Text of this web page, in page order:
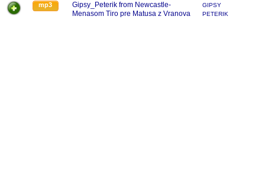
mp3
Gipsy_Peterik from Newcastle-
Menasom Tiro pre Matusa z Vranova
GIPSY
PETERIK